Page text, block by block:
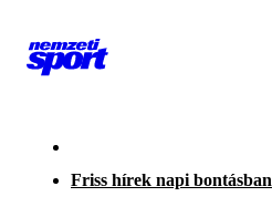
Friss hírek napi bontásban